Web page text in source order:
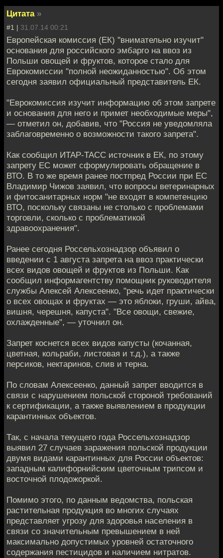
Цитата »
#1 | 31.07.14 00:21
Европейская комиссия (ЕК) "внимательно изучит"
основания для российского эмбарго на ввоз из
Польши овощей и фруктов, которое стало для
Еврокомиссии "полной неожиданностью". Об этом
сегодня заявил официальный представитель ЕК.
"Еврокомиссия изучит информацию об этом запрете
и основания для него и примет необходимые меры",
— отметил он, добавив, что "Россия не уведомляла
заблаговременно о возможности такого запрета".
Как сообщил ИТАР-ТАСС источник в ЕК, по этому
запрету ЕС может сформулировать обращение в
ВТО. В то же время ранее постпред России при ЕС
Владимир Чижов заявил, что вопросы ветеринарных
и фитосанитарных норм "не входят в компетенцию
ВТО, поскольку связаны не столько с проблемами
торговли, сколько с проблематикой
здравоохранения".
Ранее сегодня Россельхознадзор объявил о
введении с 1 августа запрета на ввоз практически
всех видов овощей и фруктов из Польши. Как
сообщил информагентству помощник руководителя
службы Алексей Алексеенко, "речь идет практически
о всех овощах и фруктах — это яблоки, груши, айва,
вишня, черешня, капуста". "Все овощи, свежие,
охлажденные", — уточнил он.
Запрет коснется всех видов капусты (кочанная,
цветная, кольраби, листовая и т.д.), а также
персиков, нектаринов, слив и терна.
По словам Алексеенко, данный запрет вводится в
связи с нарушением польской стороной требований
к сертификации, а также выявлением в продукции
карантинных объектов.
Так, с начала текущего года Россельхознадзор
выявил 27 случаев заражения польской продукции
двумя видами карантинных для России объектов:
западным калифорнийским цветочным трипсом и
восточной плодожоркой.
Помимо этого, по данным ведомства, польская
растительная продукция во многих случаях
представляет угрозу для здоровья населения в
связи со значительным превышением в ней
максимально допустимых уровней остаточного
содержания пестицидов и наличием нитратов.